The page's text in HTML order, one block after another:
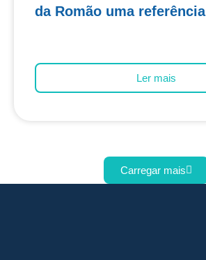
da Romão uma referência
Ler mais
Carregar mais